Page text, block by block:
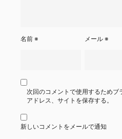
名前 ※ メール※
次回のコメントで使用するため
アドレス、サイトを保存する。
新しいコメントをメールで通知